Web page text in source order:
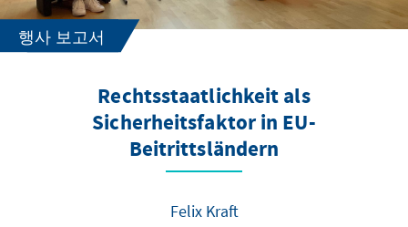
행사 보고서
Rechtsstaatlichkeit als
Sicherheitsfaktor in EU-
Beitrittsländern
Felix Kraft